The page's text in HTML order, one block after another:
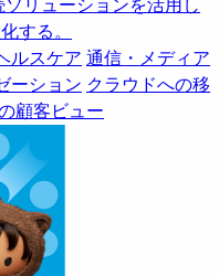
リューションを活用し
する。
ルスケア 通信・メディア
ーション クラウドへの移
顧客ビュー